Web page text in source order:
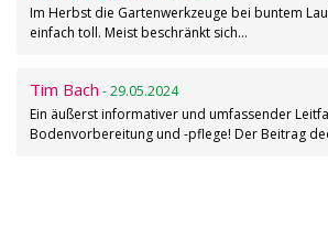
Im Herbst die Gartenwerkzeuge bei buntem
einfach toll. Meist beschränkt sich…
Tim Bach - 29.05.2024
Ein äußerst informativer und umfassender
Bodenvorbereitung und -pflege! Der Beitrag